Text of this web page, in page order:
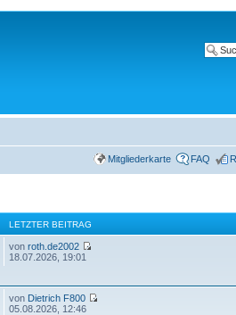
Mitgliederkarte FAQ
LETZTER BEITRAG
vonroth.de2002
18.07.2026, 19:01
von Dietrich F800
05.08.2026, 12:46